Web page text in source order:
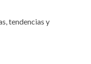
tendencias y